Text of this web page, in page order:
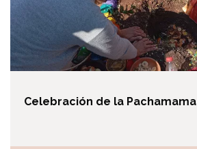
Celebración de la Pachamama